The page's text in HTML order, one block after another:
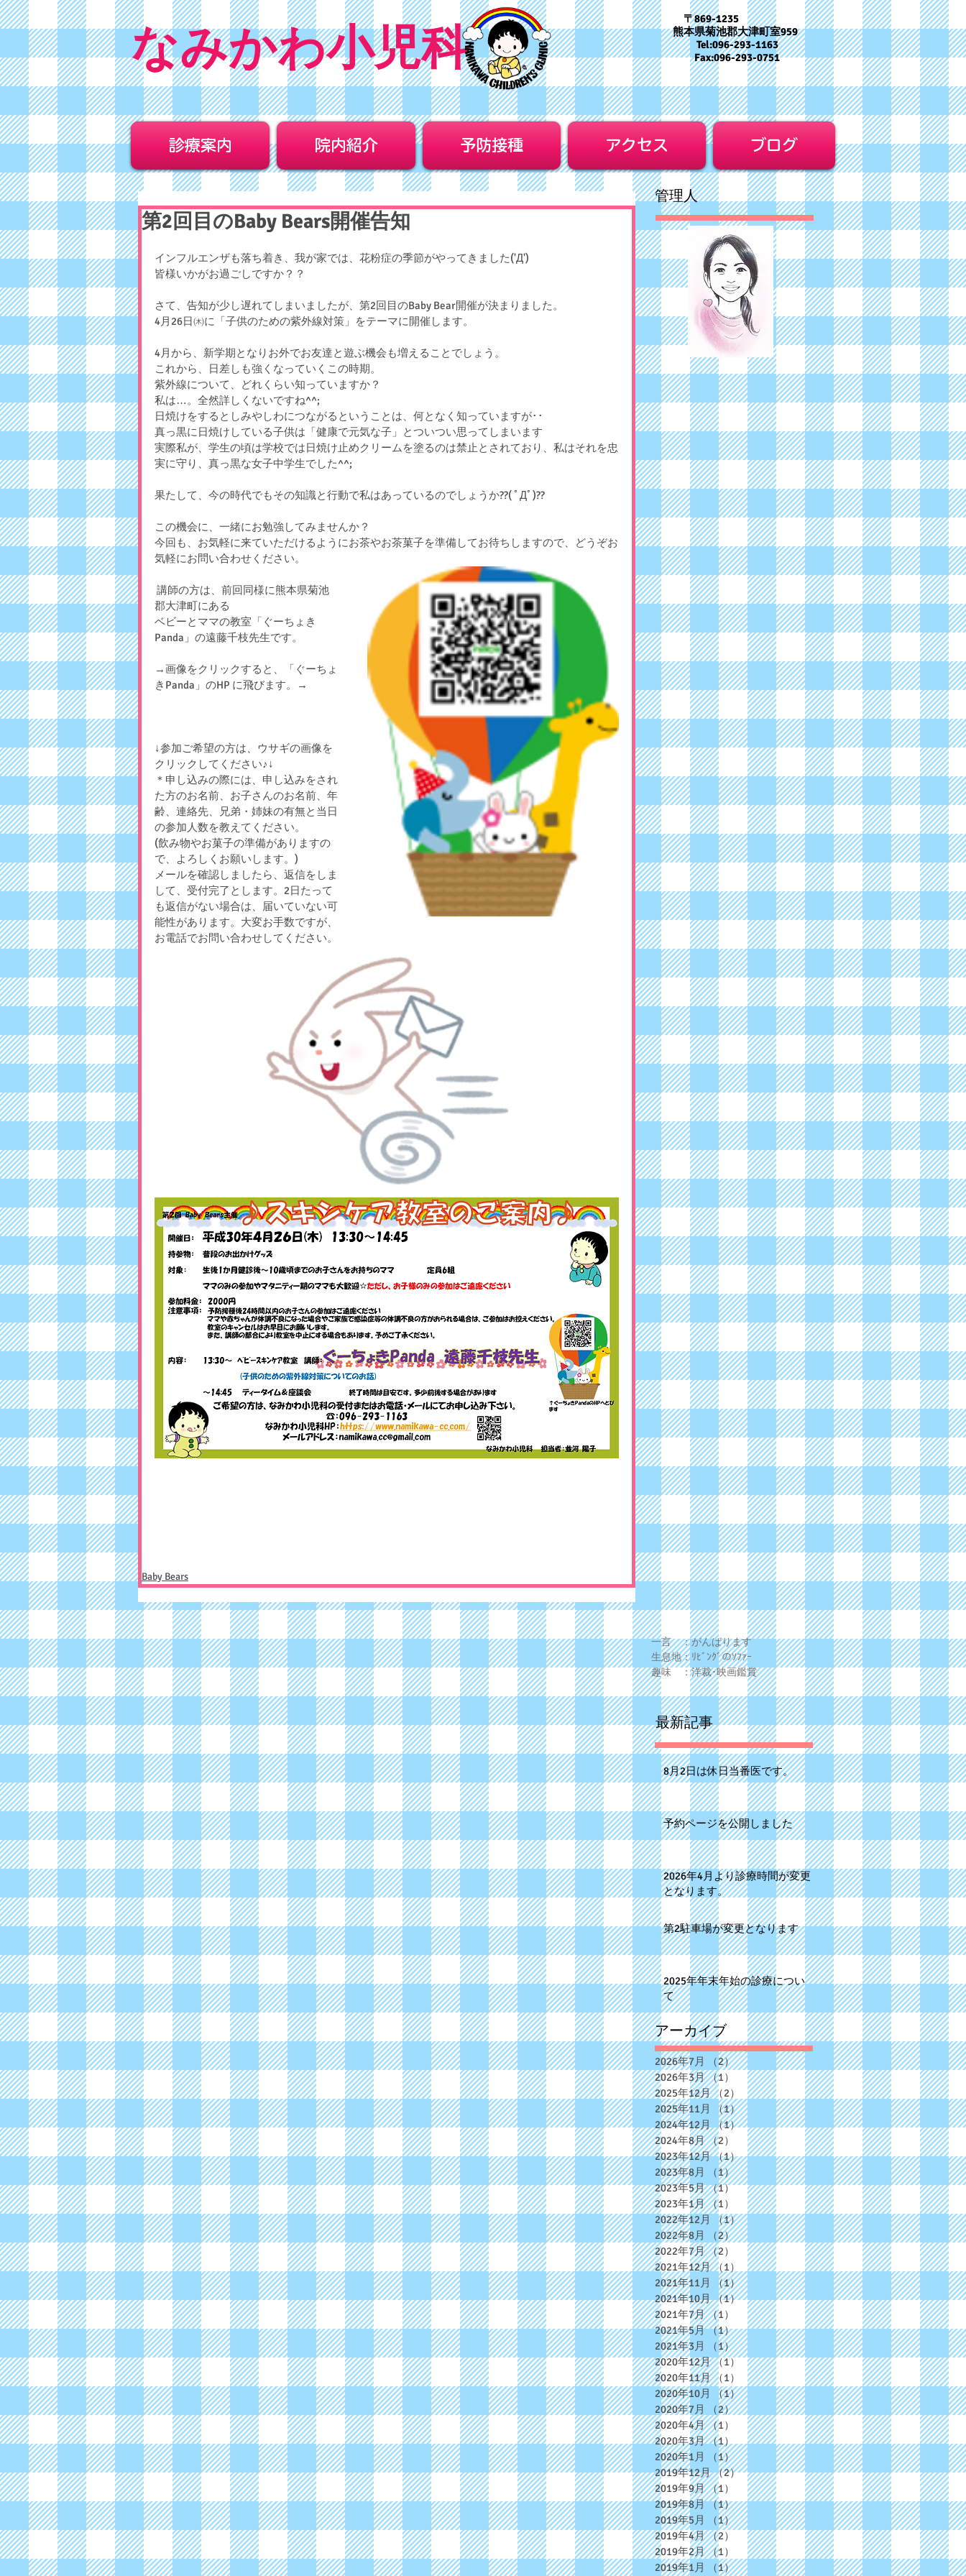
なみかわ小児科
〒869-1235
熊本県菊池郡大津町室959
Tel:096-293-1163
Fax:096-293-0751
診療案内 院内紹介 予防接種 アクセス ブログ
第2回目のBaby Bears開催告知
インフルエンザも落ち着き、我が家では、花粉症の季節がやってきました('Д')
皆様いかがお過ごしですか？？
さて、告知が少し遅れてしまいましたが、第2回目のBaby Bear開催が決まりました。
4月26日㈭に「子供のための紫外線対策」をテーマに開催します。
4月から、新学期となりお外でお友達と遊ぶ機会も増えることでしょう。
これから、日差しも強くなっていくこの時期。
紫外線について、どれくらい知っていますか？
私は…。全然詳しくないですね^^;
日焼けをするとしみやしわにつながるということは、何となく知っていますが･･
真っ黒に日焼けしている子供は「健康で元気な子」とついつい思ってしまいます
実際私が、学生の頃は学校では日焼け止めクリームを塗るのは禁止とされており、私はそれを忠
実に守り、真っ黒な女子中学生でした^^;
果たして、今の時代でもその知識と行動で私はあっているのでしょうか??( ﾟДﾟ)??
この機会に、一緒にお勉強してみませんか？
今回も、お気軽に来ていただけるようにお茶やお茶菓子を準備してお待ちしますので、どうぞお
気軽にお問い合わせください。
郡大津町にある
ベビーとママの教室「ぐーちょき
Panda」の遠藤千枝先生です。
→画像をクリックすると、「ぐーちょ
きPanda」のHP に飛びます。→
↓参加ご希望の方は、ウサギの画像を
クリックしてください♪↓
＊申し込みの際には、申し込みをされ
た方のお名前、お子さんのお名前、年
齢、連絡先、兄弟・姉妹の有無と当日
の参加人数を教えてください。
(飲み物やお菓子の準備がありますの
で、よろしくお願いします。)
メールを確認しましたら、返信をしま
して、受付完了とします。2日たって
も返信がない場合は、届いていない可
能性があります。大変お手数ですが、
お電話でお問い合わせしてください。
Baby Bears
​管理人
一言 ：がんばります
生息地：ﾘﾋﾞﾝｸﾞのｿﾌｧｰ
趣味 ：洋裁･映画鑑賞
最新記事
8月2日は休日当番医です。
予約ページを公開しました
2026年4月より診療時間が変更
となります。
第2駐車場が変更となります
2025年年末年始の診療につい
て
アーカイブ
2026年7月 （2）2件の記事
2026年3月（1）
1件の記事
2025年12月（2）
2件の記事
2025年11月
（1）1件の記事
2024年12月 （1）1件の記事
2024年8月（2）
2件の記事
2023年12月（1）1件の記事
2023年8月
（1）1件の記事
2023年5月（1）1件の記事
2023年1月（1）
1件の記事
2022年12月
（1）1件の記事
2022年8月
（2）2件の記事
2022年7月（2）
2件の記事
2021年12月（1）
1件の記事
2021年11月
（1）1件の記事
2021年10月（1）1件の記事
2021年7月（1）
1件の記事
2021年5月（1）1件の記事
2021年3月
（1）1件の記事
2020年12月（1）
1件の記事
2020年11月（1）
1件の記事
2020年10月
（1）1件の記事
2020年7月
（2）2件の記事
2020年4月（1）
1件の記事
2020年3月（1）1件の記事
2020年1月
（1）1件の記事
2019年12月（2）2件の記事
2019年9月（1）
1件の記事
2019年8月 （1）1件の記事
2019年5月
（1）1件の記事
2019年4月（2）
2件の記事
2019年2月（1）
1件の記事
2019年1月
（1）1件の記事